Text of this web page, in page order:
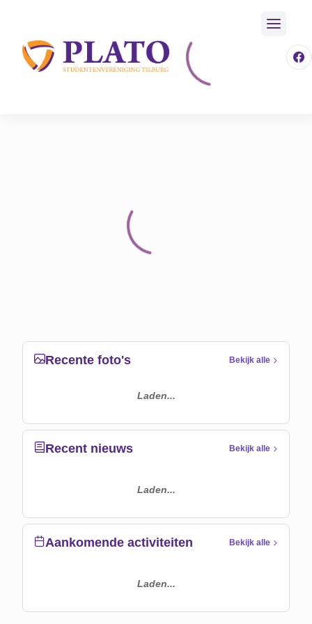
5 Plato Festival Donderdag
Recente foto's Bekijk alle
Laden...
Recent nieuws Bekijk alle
Laden...
Aankomende activiteiten Bekijk alle
Laden...